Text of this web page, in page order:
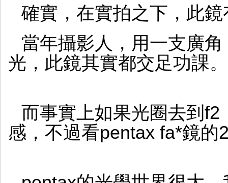
確實，在實拍之下，此
當年攝影人，用一支廣
光，此鏡其實都交足功課。
而事實上如果光圈去到
感，不過看pentax fa*鏡的